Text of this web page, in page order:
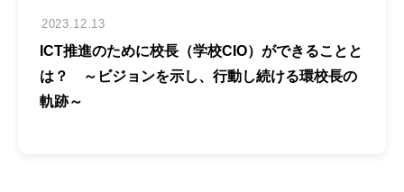
2023.12.13
ICT推進のために校長（学校CIO）ができることと
は？ ～ビジョンを示し、行動し続ける環校長の
軌跡～